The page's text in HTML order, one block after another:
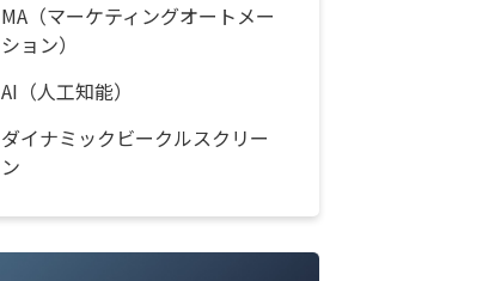
MA（マーケティングオートメー
ション）
AI（人工知能）
ダイナミックビークルスクリー
ン